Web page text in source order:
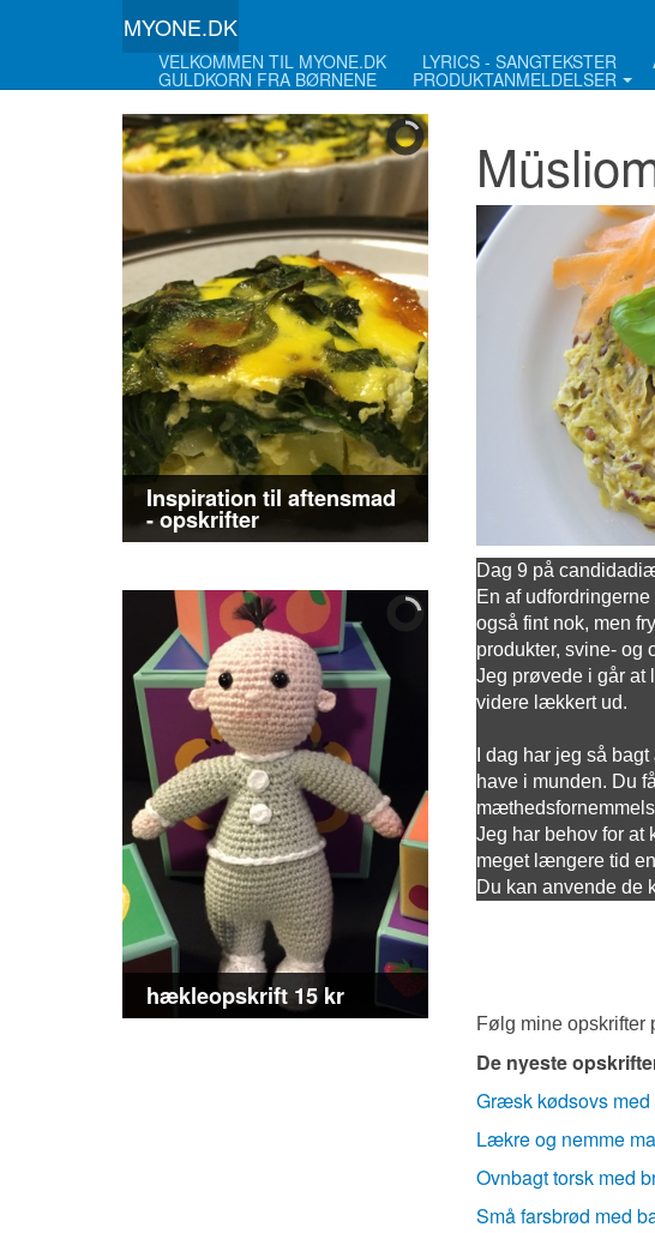
MYONE.DK
VELKOMMEN TIL MYONE.DK LYRICS - SANGTEKSTER
GULDKORN FRA BØRNENE PRODUKTANMELDELSER
Dag 9 på
En af
også fint nok, men
produkter, svine- og
Jeg prøvede i går at
videre lækkert ud.
I dag har jeg så
have i munden. Du
Jeg har behov for at
meget længere tid
Du kan anvende de
Følg mine opskrifter
De nyeste
Græsk kødsovs
Lækre og nemme
Ovnbagt torsk med
Små farsbrød med
Inspiration til aftensmad
- opskrifter
hækleopskrift 15 kr